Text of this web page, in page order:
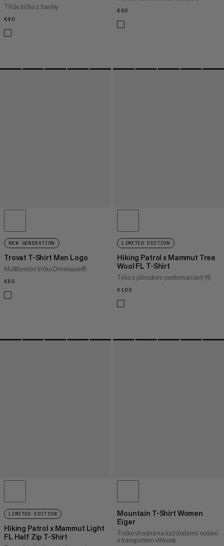
Třída tričko z bavlny
€40
€60
NEW GENERATION
Trovat T-Shirt Men Logo
Multifunkční tričko Drirelease®
€60
LIMITED EDITION
Hiking Patrol x Mammut Tree
Wool FL T-Shirt
Triko s přírodním performanceキ性
€100
LIMITED EDITION
Hiking Patrol x Mammut Light
FL Half Zip T-Shirt
Mountain T-Shirt Women
Eiger
Tričko vhodné na každodenní nošení
s transportem vlhkosti.